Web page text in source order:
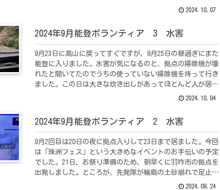
2024.10.07
2024年9月能登ボランティア 3 水害
9月23日に高山に戻ってすぐですが、9月25日の昼過ぎにまた
能登に入りました。水害が気になるのと、拠点の掃除機が壊
れたと聞いてたのでうちの使っていない掃除機を持って行き
ました。この日は大きな炊き出しがあってほとんど人が居な
2024.10.04
2024年9月能登ボランティア 2 水害
9月2回目は20日の夜に拠点入りして23日まで居ました。今回
は「珠洲フェス」という大きめなイベントのお手伝いの予定
でした。21日、お祭り準備のため、朝早くに羽咋市の拠点を
出発しました。ところが、先発隊が輪島の土砂崩れで足止め
2024.09.24